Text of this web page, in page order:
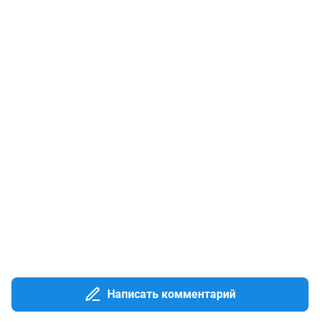
Написать комментарий